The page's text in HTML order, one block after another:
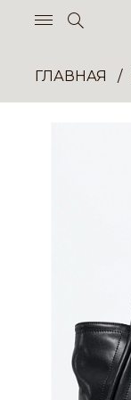
ГЛАВНАЯ